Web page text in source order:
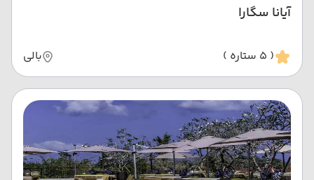
آیانا سگارا
( 5 ستاره ) بالی